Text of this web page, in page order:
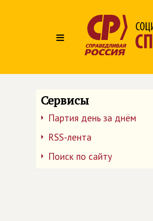
≡
Сервисы
Партия день за днём
RSS-лента
Поиск по сайту